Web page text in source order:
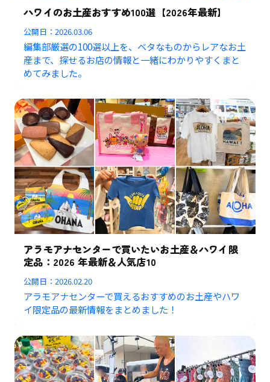
ハワイのお土産おすすめ100選【2026年最新】
公開日：2026.03.06
編集部厳選の100選以上を、ベタなものからレアなお土
産まで、探せるお店の情報と一緒にわかりやすくまと
めてみました。
アラモアナセンターで買いたいお土産＆ハワイ限
定品：2026 年最新＆人気店10
公開日：2026.02.20
アラモアナセンターで買えるおすすめのお土産やハワ
イ限定品の最新情報をまとめました！